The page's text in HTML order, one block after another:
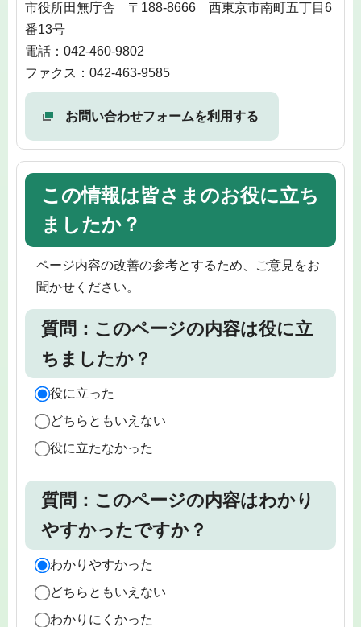
市役所田無庁舎 〒188-8666 西東京市南町五丁目6
番13号
電話：042-460-9802
ファクス：042-463-9585
お問い合わせフォームを利用する
この情報は皆さまのお役に立ち
ましたか？
ページ内容の改善の参考とするため、ご意見をお
聞かせください。
質問：このページの内容は役に立
ちましたか？
役に立った
どちらともいえない
役に立たなかった
質問：このページの内容はわかり
やすかったですか？
わかりやすかった
どちらともいえない
わかりにくかった